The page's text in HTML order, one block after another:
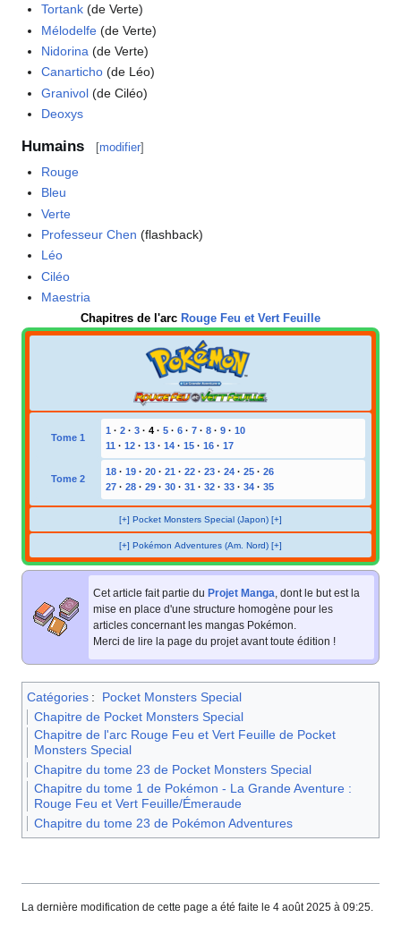
Tortank (de Verte)
Mélodelfe (de Verte)
Nidorina (de Verte)
Canarticho (de Léo)
Granivol (de Ciléo)
Deoxys
Humains [modifier]
Rouge
Bleu
Verte
Professeur Chen (flashback)
Léo
Ciléo
Maestria
Chapitres de l'arc Rouge Feu et Vert Feuille
Tome 1
1 · 2 · 3 · 4 · 5 · 6 · 7 · 8 · 9 · 10
11 · 12 · 13 · 14 · 15 · 16 · 17
Tome 2
18 · 19 · 20 · 21 · 22 · 23 · 24 · 25 · 26
27 · 28 · 29 · 30 · 31 · 32 · 33 · 34 · 35
[+] Pocket Monsters Special (Japon) [+]
[+] Pokémon Adventures (Am. Nord) [+]
Cet article fait partie du Projet Manga , dont le but est la
mise en place d'une structure homogène pour les
articles concernant les mangas Pokémon.
Merci de lire la page du projet avant toute édition !
Catégories :
Pocket Monsters Special
Chapitre de Pocket Monsters Special
Chapitre de l'arc Rouge Feu et Vert Feuille de Pocket
Monsters Special
Chapitre du tome 23 de Pocket Monsters Special
Chapitre du tome 1 de Pokémon - La Grande Aventure :
Rouge Feu et Vert Feuille/Émeraude
Chapitre du tome 23 de Pokémon Adventures
La dernière modification de cette page a été faite le 4 août 2025 à 09:25.